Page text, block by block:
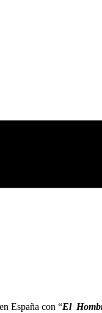
España con “El